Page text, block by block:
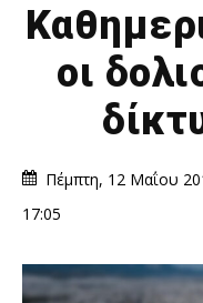
οι
Πέμπτη, 12 Μαΐου
17:05